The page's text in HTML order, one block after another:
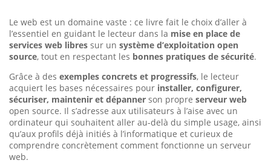
Le web est un domaine vaste : ce livre fait le choix d’aller à
l’essentiel en guidant le lecteur dans la mise en place de
services web libres sur un système d’exploitation open
source, tout en respectant les bonnes pratiques de sécurité.
Grâce à des exemples concrets et progressifs, le lecteur
acquiert les bases nécessaires pour installer, configurer,
sécuriser, maintenir et dépanner son propre serveur web
open source. Il s’adresse aux utilisateurs à l’aise avec un
ordinateur qui souhaitent aller au-delà du simple usage, ainsi
qu’aux profils déjà initiés à l’informatique et curieux de
comprendre concrètement comment fonctionne un serveur
web.